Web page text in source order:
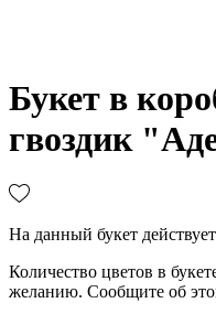
Букет в
гвоздик
На данный букет действует
Количество цветов в
желанию. Сообщите об